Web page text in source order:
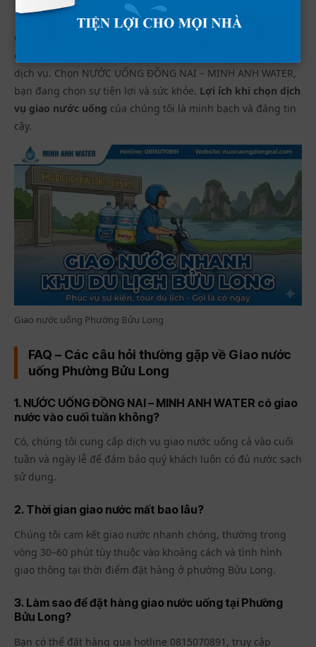
quý khách khi cần.
Quy trình này không chỉ giúp việc giao nước trở nên dễ
dàng mà còn mang lại sự an tâm tuyệt đối về chất lượng
dịch vụ. Chọn NƯỚC UỐNG ĐỒNG NAI – MINH ANH WATER,
bạn đang chọn sự tiện lợi và sức khỏe. Lợi ích khi chọn dịch
vụ giao nước uống của chúng tôi là minh bạch và đáng tin
cậy.
Giao nước uống Phường Bửu Long
FAQ – Các câu hỏi thường gặp về Giao nước
uống Phường Bửu Long
1. NƯỚC UỐNG ĐỒNG NAI – MINH ANH WATER có giao
nước vào cuối tuần không?
Có, chúng tôi cung cấp dịch vụ giao nước uống cả vào cuối
tuần và ngày lễ để đảm bảo quý khách luôn có đủ nước sạch
sử dụng.
2. Thời gian giao nước mất bao lâu?
Chúng tôi cam kết giao nước nhanh chóng, thường trong
vòng 30–60 phút tùy thuộc vào khoảng cách và tình hình
giao thông tại thời điểm đặt hàng ở phường Bửu Long.
3. Làm sao để đặt hàng giao nước uống tại Phường
Bửu Long?
Bạn có thể đặt hàng qua hotline 0815070891, truy cập